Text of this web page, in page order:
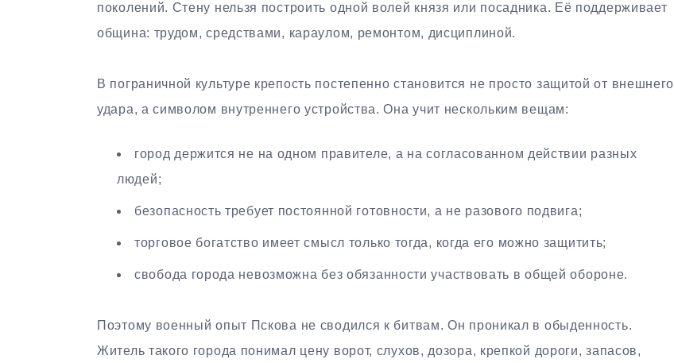
поколений. Стену нельзя построить одной волей князя или посадника. Её поддерживает
община: трудом, средствами, караулом, ремонтом, дисциплиной.
В пограничной культуре крепость постепенно становится не просто защитой от внешнего
удара, а символом внутреннего устройства. Она учит нескольким вещам:
город держится не на одном правителе, а на согласованном действии разных
людей;
безопасность требует постоянной готовности, а не разового подвига;
торговое богатство имеет смысл только тогда, когда его можно защитить;
свобода города невозможна без обязанности участвовать в общей обороне.
Поэтому военный опыт Пскова не сводился к битвам. Он проникал в обыденность.
Житель такого города понимал цену ворот, слухов, дозора, крепкой дороги, запасов,